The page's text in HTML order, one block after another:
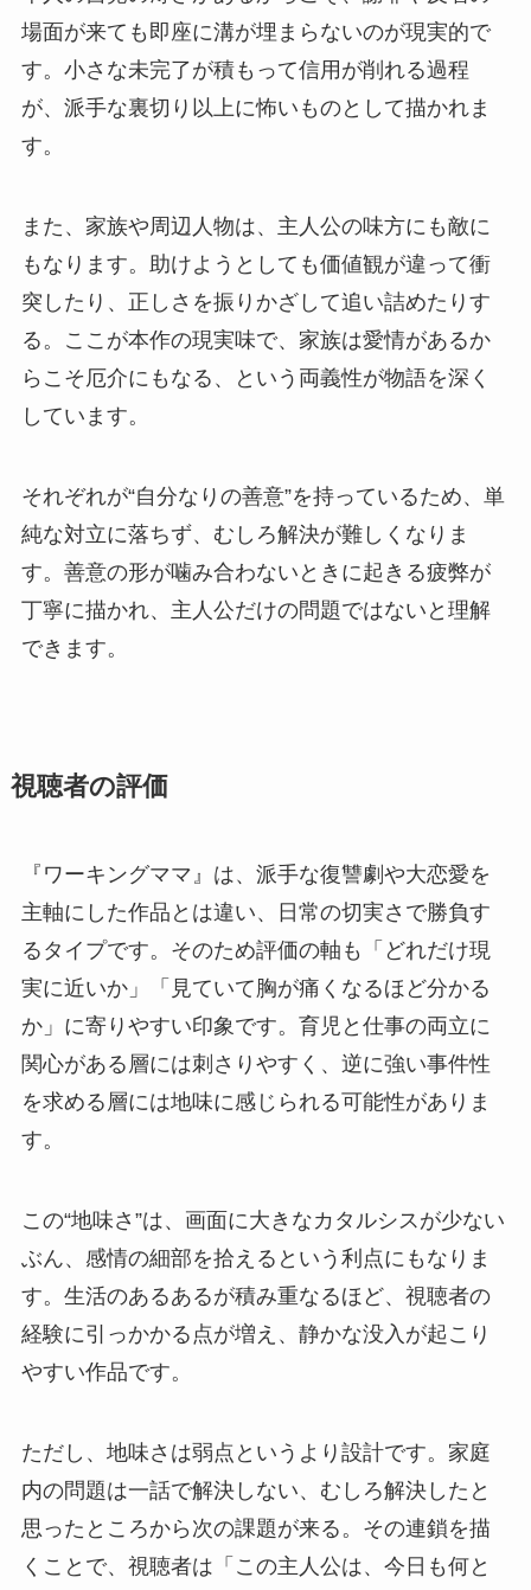
場面が来ても即座に溝が埋まらないのが現実的で
す。小さな未完了が積もって信用が削れる過程
が、派手な裏切り以上に怖いものとして描かれま
す。
また、家族や周辺人物は、主人公の味方にも敵に
もなります。助けようとしても価値観が違って衝
突したり、正しさを振りかざして追い詰めたりす
る。ここが本作の現実味で、家族は愛情があるか
らこそ厄介にもなる、という両義性が物語を深く
しています。
それぞれが“自分なりの善意”を持っているため、単
純な対立に落ちず、むしろ解決が難しくなりま
す。善意の形が噛み合わないときに起きる疲弊が
丁寧に描かれ、主人公だけの問題ではないと理解
できます。
視聴者の評価
『ワーキングママ』は、派手な復讐劇や大恋愛を
主軸にした作品とは違い、日常の切実さで勝負す
るタイプです。そのため評価の軸も「どれだけ現
実に近いか」「見ていて胸が痛くなるほど分かる
か」に寄りやすい印象です。育児と仕事の両立に
関心がある層には刺さりやすく、逆に強い事件性
を求める層には地味に感じられる可能性がありま
す。
この“地味さ”は、画面に大きなカタルシスが少ない
ぶん、感情の細部を拾えるという利点にもなりま
す。生活のあるあるが積み重なるほど、視聴者の
経験に引っかかる点が増え、静かな没入が起こり
やすい作品です。
ただし、地味さは弱点というより設計です。家庭
内の問題は一話で解決しない、むしろ解決したと
思ったところから次の課題が来る。その連鎖を描
くことで、視聴者は「この主人公は、今日も何と